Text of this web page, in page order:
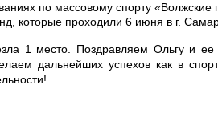
по массовому спорту «Волжские
которые проходили 6 июня в г.
1 место. Поздравляем Ольгу и ее
дальнейших успехов как в